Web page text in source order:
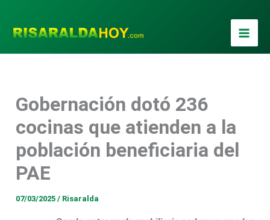
contenido
Gobernación dotó 236
cocinas que atienden a la
población beneficiaria del
PAE
07/03/2025/ Risaralda